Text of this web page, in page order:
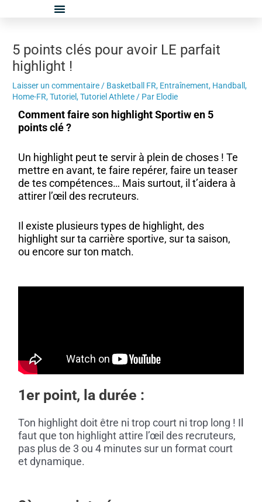
5 points clés pour avoir LE parfait
highlight !
Laisser un commentaire / Basketball FR, Entraînement, Handball,
Home-FR,Tutoriel,Tutoriel Athlete / Par Elodie
Comment faire son highlight Sportiw en 5
points clé ?
Un highlight peut te servir à plein de choses ! Te
mettre en avant, te faire repérer, faire un teaser
de tes compétences… Mais surtout, il t’aidera à
attirer l’œil des recruteurs.
Il existe plusieurs types de highlight, des
highlight sur ta carrière sportive, sur ta saison,
ou encore sur ton match.
1er point, la durée :
Ton highlight doit être ni trop court ni trop long ! Il
faut que ton highlight attire l’œil des recruteurs,
pas plus de 3 ou 4 minutes sur un format court
et dynamique.